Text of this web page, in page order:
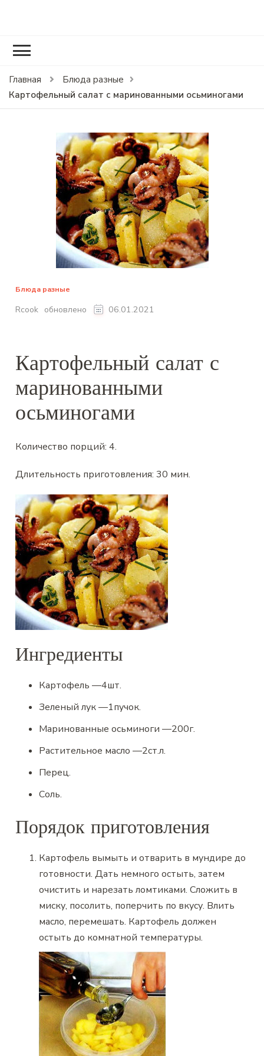
Главная
Блюда разные
Картофельный салат с маринованными осьминогами
Блюда разные
Rcook обновлено 06.01.2021
Картофельный салат с
маринованными
осьминогами
Количество порций:4.
Длительность приготовления:30 мин.
Ингредиенты
Картофель —4шт.
Зеленый лук—1пучок.
Маринованные осьминоги—200г.
Растительное масло—2ст.л.
Перец.
Соль.
Порядок приготовления
Картофель вымыть и отварить в мундире до
готовности. Дать немного остыть, затем
очистить и нарезать ломтиками. Сложить в
миску, посолить, поперчить по вкусу. Влить
масло, перемешать. Картофель должен
остыть до комнатной температуры.